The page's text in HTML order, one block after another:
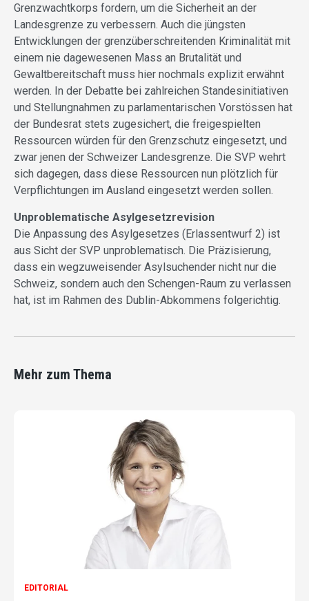
Grenzwachtkorps fordern, um die Sicherheit an der
Landesgrenze zu verbessern. Auch die jüngsten
Entwicklungen der grenzüberschreitenden Kriminalität mit
einem nie dagewesenen Mass an Brutalität und
Gewaltbereitschaft muss hier nochmals explizit erwähnt
werden. In der Debatte bei zahlreichen Standesinitiativen
und Stellungnahmen zu parlamentarischen Vorstössen hat
der Bundesrat stets zugesichert, die freigespielten
Ressourcen würden für den Grenzschutz eingesetzt, und
zwar jenen der Schweizer Landesgrenze. Die SVP wehrt
sich dagegen, dass diese Ressourcen nun plötzlich für
Verpflichtungen im Ausland eingesetzt werden sollen.
Unproblematische Asylgesetzrevision
Die Anpassung des Asylgesetzes (Erlassentwurf 2) ist
aus Sicht der SVP unproblematisch. Die Präzisierung,
dass ein wegzuweisender Asylsuchender nicht nur die
Schweiz, sondern auch den Schengen-Raum zu verlassen
hat, ist im Rahmen des Dublin-Abkommens folgerichtig.
Mehr zum Thema
EDITORIAL